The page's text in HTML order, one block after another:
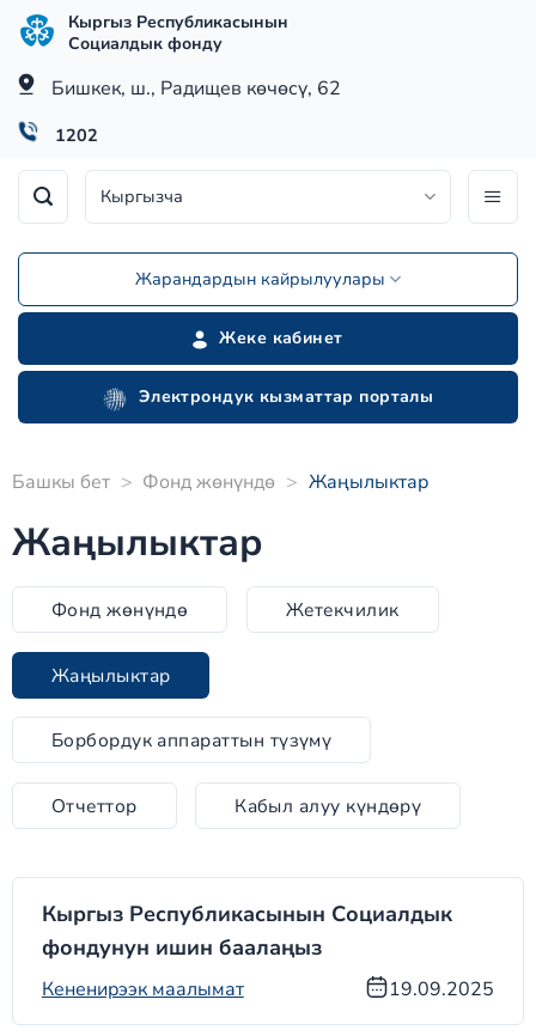
Skip
content
Кыргыз Республикасынын
Социалдык фонду
Бишкек, ш., Радищев көчөсү, 62
1202
Кыргызча
Жарандардын кайрылуулары
Жеке кабинет
Электрондук кызматтар порталы
Башкы бет > Фонд жөнүндө > Жаңылыктар
Жаңылыктар
Фонд жөнүндө Жетекчилик
Жаңылыктар
Борбордук аппараттын түзүмү
Отчеттор Кабыл алуу күндөрү
Кыргыз Республикасынын Социалдык
фондунун ишин баалаңыз
Кененирээк маалымат 19.09.2025